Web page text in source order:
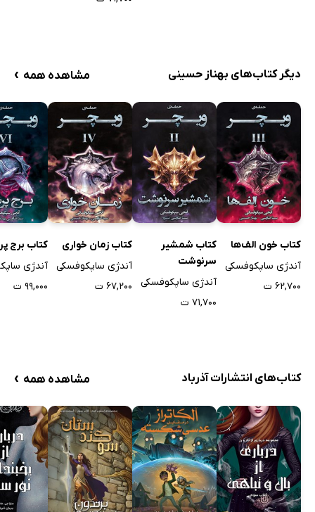
دیگر کتاب‌های بهناز حسینی مشاهده همه ›
کتاب خون الف‌ها
آندژی ساپکوفسکی
۶۲,۷۰۰ ت
کتاب شمشیر
سرنوشت
آندژی ساپکوفسکی
۷۱,۷۰۰ ت
کتاب زمان خواری
آندژی ساپکوفسکی
۶۷,۲۰۰ ت
کتاب برج
آندژی
۹۹,۰۰۰ ت
کتاب‌های انتشارات آذرباد مشاهده همه ›